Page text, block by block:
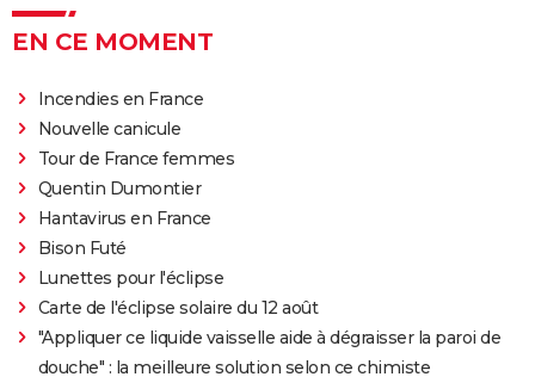
EN CE MOMENT
Incendies en France
Nouvelle canicule
Tour de France femmes
Quentin Dumontier
Hantavirus en France
Bison Futé
Lunettes pour l'éclipse
Carte de l'éclipse solaire du 12 août
"Appliquer ce liquide vaisselle aide à dégraisser la paroi de
douche" : la meilleure solution selon ce chimiste